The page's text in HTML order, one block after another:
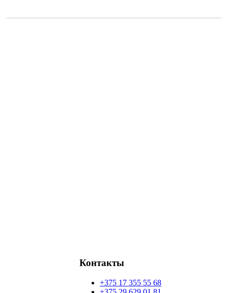
Контакты
+375 17 355 55 68